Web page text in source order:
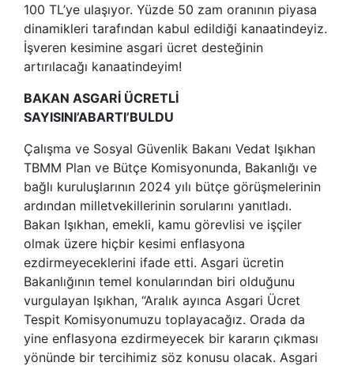
100 TL’ye ulaşıyor. Yüzde 50 zam oranının piyasa
dinamikleri tarafından kabul edildiği kanaatindeyiz.
İşveren kesimine asgari ücret desteğinin
artırılacağı kanaatindeyim!
BAKAN ASGARİ ÜCRETLİ
SAYISINI’ABARTI’BULDU
Çalışma ve Sosyal Güvenlik Bakanı Vedat Işıkhan
TBMM Plan ve Bütçe Komisyonunda, Bakanlığı ve
bağlı kuruluşlarının 2024 yılı bütçe görüşmelerinin
ardından milletvekillerinin sorularını yanıtladı.
Bakan Işıkhan, emekli, kamu görevlisi ve işçiler
olmak üzere hiçbir kesimi enflasyona
ezdirmeyeceklerini ifade etti. Asgari ücretin
Bakanlığının temel konularından biri olduğunu
vurgulayan Işıkhan, “Aralık ayınca Asgari Ücret
Tespit Komisyonumuzu toplayacağız. Orada da
yine enflasyona ezdirmeyecek bir kararın çıkması
yönünde bir tercihimiz söz konusu olacak. Asgari